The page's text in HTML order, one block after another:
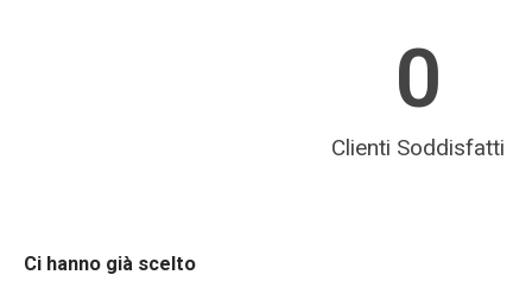
Clienti Soddisfatti
0
Ci hanno già scelto